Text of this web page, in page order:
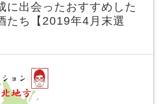
に出会ったおすすめした
たち【2019年4月末選